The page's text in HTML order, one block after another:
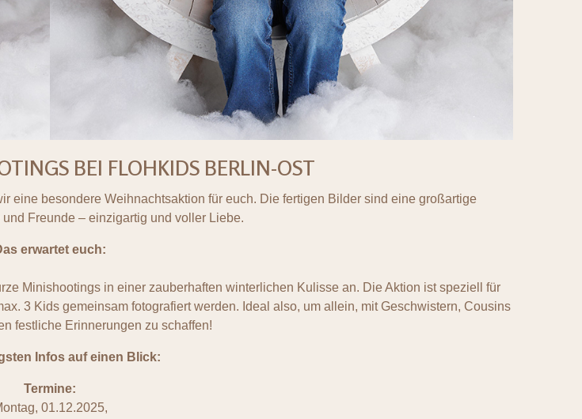
BEI FLOHKIDS BERLIN-OST
eine besondere Weihnachtsaktion für euch. Die fertigen Bilder sind eine großartige
Freunde – einzigartig und voller Liebe.
erwartet euch:
Minishootings in einer zauberhaften winterlichen Kulisse an. Die Aktion ist speziell für
3 Kids gemeinsam fotografiert werden. Ideal also, um allein, mit Geschwistern, Cousins
festliche Erinnerungen zu schaffen!
Infos auf einen Blick:
Termine:
01.12.2025,